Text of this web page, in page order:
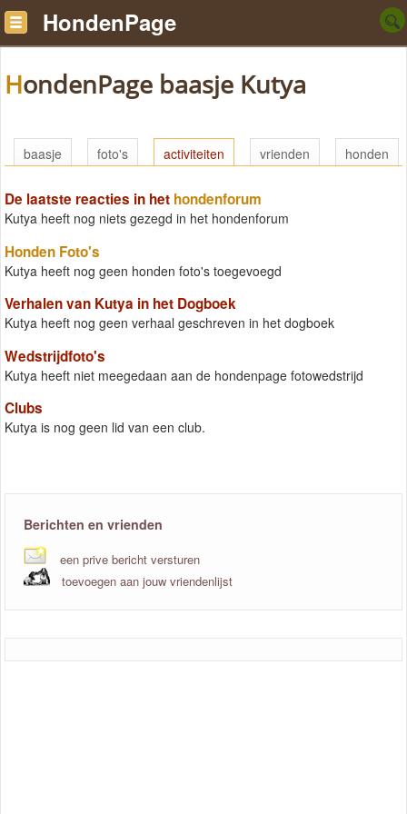
HondenPage
HondenPage baasje Kutya
baasje foto's activiteiten vrienden honden
De laatste reacties in het hondenforum
Kutya heeft nog niets gezegd in het hondenforum
Honden Foto's
Kutya heeft nog geen honden foto's toegevoegd
Verhalen van Kutya in het Dogboek
Kutya heeft nog geen verhaal geschreven in het dogboek
Wedstrijdfoto's
Kutya heeft niet meegedaan aan de hondenpage fotowedstrijd
Clubs
Kutya is nog geen lid van een club.
Berichten en vrienden
een prive bericht versturen
toevoegen aan jouw vriendenlijst